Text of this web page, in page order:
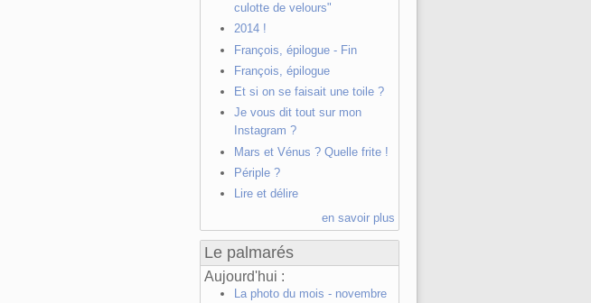
culotte de velours"
2014 !
François, épilogue - Fin
François, épilogue
Et si on se faisait une toile ?
Je vous dit tout sur mon
Instagram ?
Mars et Vénus ? Quelle frite !
Périple ?
Lire et délire
en savoir plus
Le palmarés
Aujourd'hui :
La photo du mois - novembre